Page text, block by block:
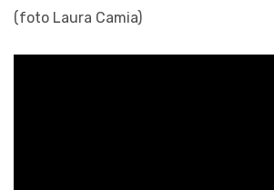
(foto Laura Camia)